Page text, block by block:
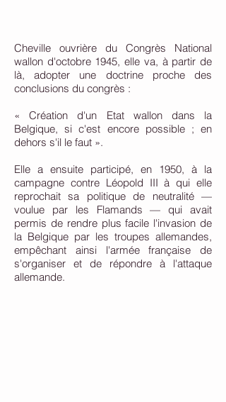
Cheville ouvrière du Congrès National
wallon d'octobre 1945, elle va, à partir de
là, adopter une doctrine proche des
conclusions du congrès :
«Création d'un Etat wallon dans la
Belgique, si c'est encore possible ; en
dehors s'il le faut ».
Elle a ensuite participé, en 1950, à la
campagne contre Léopold III à qui elle
reprochait sa politique de neutralité —
voulue par les Flamands — qui avait
permis de rendre plus facile l'invasion de
la Belgique par les troupes allemandes,
empêchant ainsi l'armée française de
s'organiser et de répondre à l'attaque
allemande.